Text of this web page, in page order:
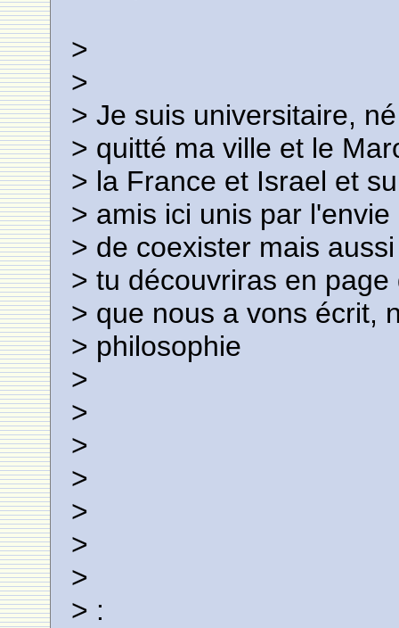
>
>
> Je suis universitaire,
> quitté ma ville et le
> la France et Israel et
> amis ici unis par
> de coexister mais
> tu découvriras en
> que nous a vons écrit,
> philosophie
>
>
>
>
>
>
>
> :